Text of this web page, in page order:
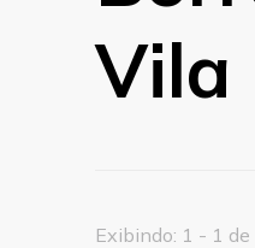
Vila
Exibindo: 1 - 1 de